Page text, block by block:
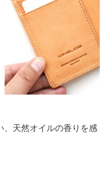
、天然オイルの香りを感